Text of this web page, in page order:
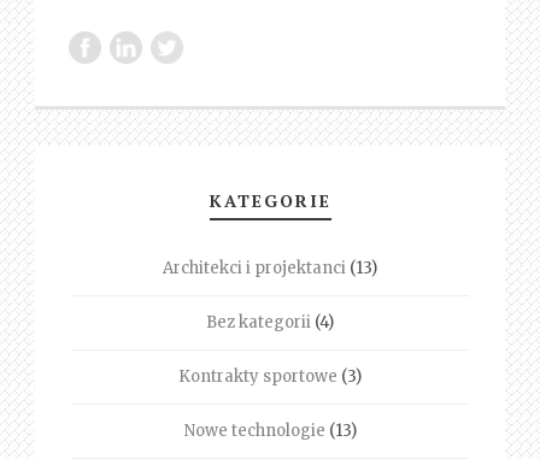
KATEGORIE
Architekci i projektanci (13)
Bez kategorii (4)
Kontrakty sportowe (3)
Nowe technologie (13)